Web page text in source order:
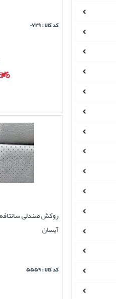
کد کالا : ۰۷۲۹
آیسان
کد کالا : ۵۵۵۹